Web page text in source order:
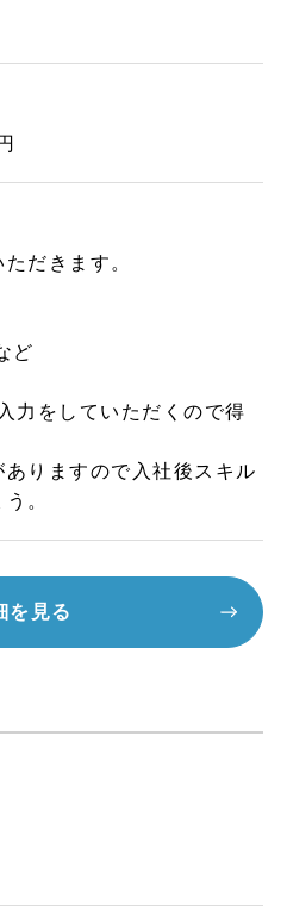
だきます。
ど
力をしていただくので得
りますので入社後スキル
。
を見る